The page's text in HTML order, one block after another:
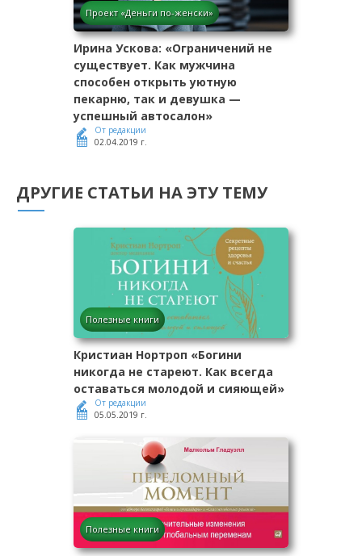
Проект «Деньги по-женски»
Ирина Ускова: «Ограничений не
существует. Как мужчина
способен открыть уютную
пекарню, так и девушка —
успешный автосалон»
От редакции
02.04.2019 г.
ДРУГИЕ СТАТЬИ НА ЭТУ ТЕМУ
Полезные книги
Кристиан Нортроп «Богини
никогда не стареют. Как всегда
оставаться молодой и сияющей»
От редакции
05.05.2019 г.
Полезные книги